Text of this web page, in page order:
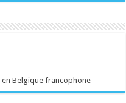
en Belgique francophone